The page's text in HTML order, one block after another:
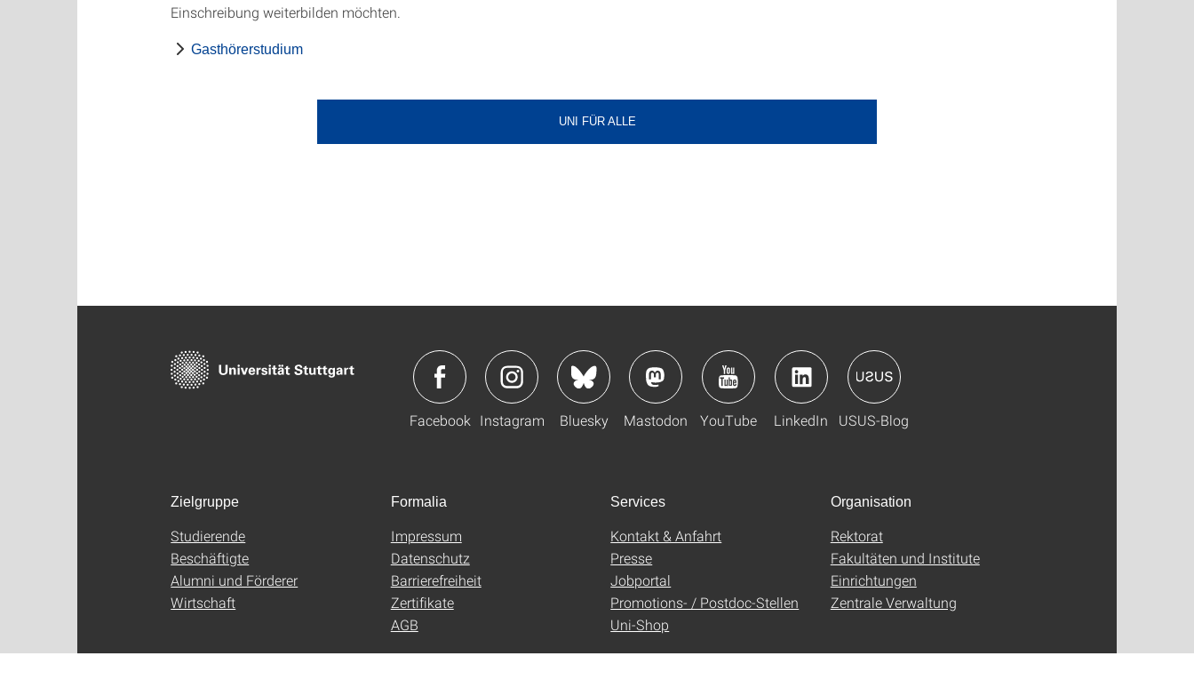
Einschreibung weiterbilden möchten.
Gasthörerstudium
UNI FÜR ALLE
Facebook Instagram Bluesky Mastodon YouTube LinkedIn USUS-Blog
Zielgruppe
Studierende
Beschäftigte
Alumni und Förderer
Wirtschaft
Formalia
Impressum
Datenschutz
Barrierefreiheit
Zertifikate
AGB
Services
Kontakt & Anfahrt
Presse
Jobportal
Promotions- / Postdoc-Stellen
Uni-Shop
Organisation
Rektorat
Fakultäten und Institute
Einrichtungen
Zentrale Verwaltung